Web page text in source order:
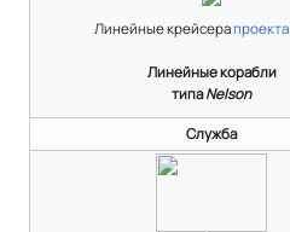
Линейные крейсерапроекта
Линейные корабли
типаNelson
Служба